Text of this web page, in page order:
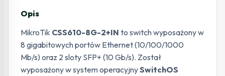
Opis
MikroTik CSS610-8G-2+IN to switch wyposażony w
8 gigabitowych portów Ethernet (10/100/1000
Mb/s) oraz 2 sloty SFP+ (10 Gb/s). Został
wyposażony w system operacyjnySwitchOS